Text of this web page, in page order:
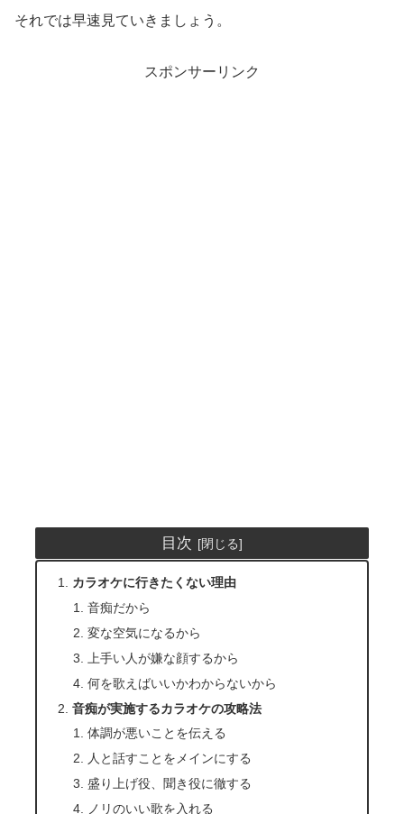
それでは早速見ていきましょう。
スポンサーリンク
目次
カラオケに行きたくない理由
音痴だから
変な空気になるから
上手い人が嫌な顔するから
何を歌えばいいかわからないから
音痴が実施するカラオケの攻略法
体調が悪いことを伝える
人と話すことをメインにする
盛り上げ役、聞き役に徹する
ノリのいい歌を入れる